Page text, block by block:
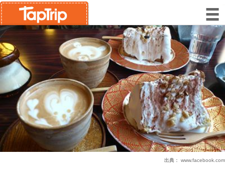
出典： www.facebook.com